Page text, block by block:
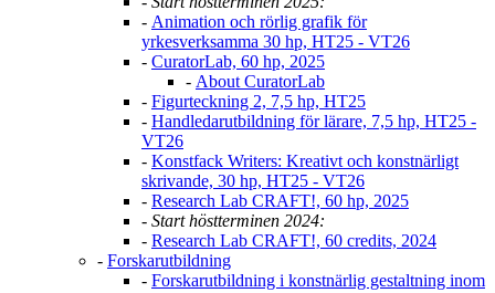
- Animation och rörlig grafik för
yrkesverksamma 30 hp, HT25 - VT26
- CuratorLab, 60 hp, 2025
- About CuratorLab
- Figurteckning 2, 7,5 hp, HT25
- Handledarutbildning för lärare, 7,5 hp, HT25 -
VT26
- Konstfack Writers: Kreativt och konstnärligt
skrivande, 30 hp, HT25 - VT26
- Research Lab CRAFT!, 60 hp, 2025
- Start höstterminen 2024:
- Research Lab CRAFT!, 60 credits, 2024
- Forskarutbildning
- Forskarutbildning i konstnärlig gestaltning inom